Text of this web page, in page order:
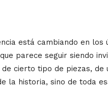
está cambiando en
parece seguir siendo
cierto tipo de piezas,
la historia, sino de toda